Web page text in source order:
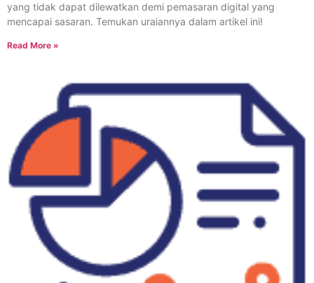
yang tidak dapat dilewatkan demi pemasaran digital yang
mencapai sasaran. Temukan uraiannya dalam artikel ini!
Read More »